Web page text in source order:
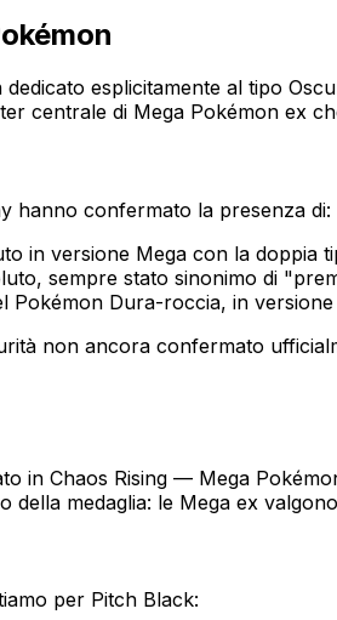
esplicitamente al tipo
centrale di Mega Pokémon ex
hanno confermato la presenza di:
in versione Mega con la doppia
sempre stato sinonimo di
Pokémon Dura-roccia, in
non ancora confermato
in Chaos Rising — Mega
medaglia: le Mega ex
per Pitch Black: